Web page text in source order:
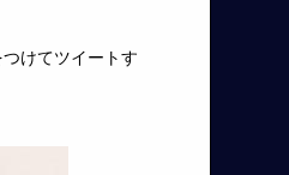
けてツイートす